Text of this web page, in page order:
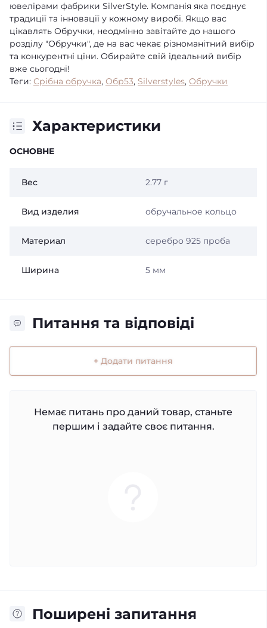
ювелірами фабрики SilverStyle. Компанія яка поєднує
традиції та інновації у кожному виробі. Якщо вас
цікавлять Обручки, неодмінно завітайте до нашого
розділу "Обручки", де на вас чекає різноманітний вибір
та конкурентні ціни. Обирайте свій ідеальний вибір
вже сьогодні!
Теги: Срібна обручка, Обр53, Silverstyles, Обручки
Характеристики
ОСНОВНЕ
Вес 2.77 г
Вид изделия обручальное кольцо
Материал серебро 925 проба
Ширина 5 мм
Питання та відповіді
+ Додати питання
Немає питань про даний товар, станьте
першим і задайте своє питання.
Поширені запитання